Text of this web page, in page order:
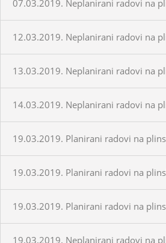
07.03.2019. Neplanirani radovi na
12.03.2019. Neplanirani radovi na
13.03.2019. Neplanirani radovi na
14.03.2019. Neplanirani radovi na
19.03.2019. Planirani radovi na
19.03.2019. Planirani radovi na
19.03.2019. Planirani radovi na
19.03.2019. Neplanirani radovi na